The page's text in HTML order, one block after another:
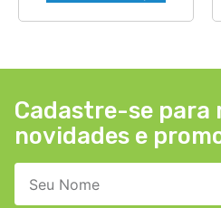
Cadastre-se para
novidades e